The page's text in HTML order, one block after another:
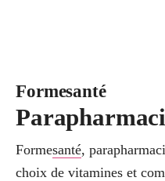
Formesanté
Formesanté,
choix de vitamines et